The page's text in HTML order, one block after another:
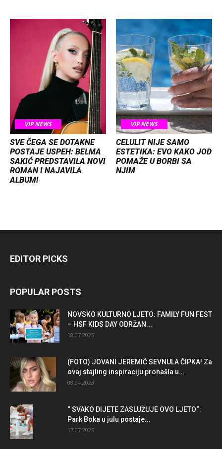
VIP NEWS
SVE ČEGA SE DOTAKNE
POSTAJE USPEH: BELMA
SAKIĆ PREDSTAVILA NOVI
ROMAN I NAJAVILA
ALBUM!
VIP NEWS
CELULIT NIJE SAMO
ESTETIKA: EVO KAKO JOD
POMAŽE U BORBI SA
NJIM
EDITOR PICKS
POPULAR POSTS
NOVSKO KULTURNO LJETO: FAMILY FUN FEST
– HSF KIDS DAY ODRŽAN...
18.07.2025
(FOTO) JOVANI JEREMIĆ SEVNULA ČIPKA! Za
ovaj stajling inspiraciju pronašla u...
08.04.2023
“ SVAKO DIJETE ZASLUŽUJE OVO LJETO“:
Park Boka u julu postaje...
17.07.2025